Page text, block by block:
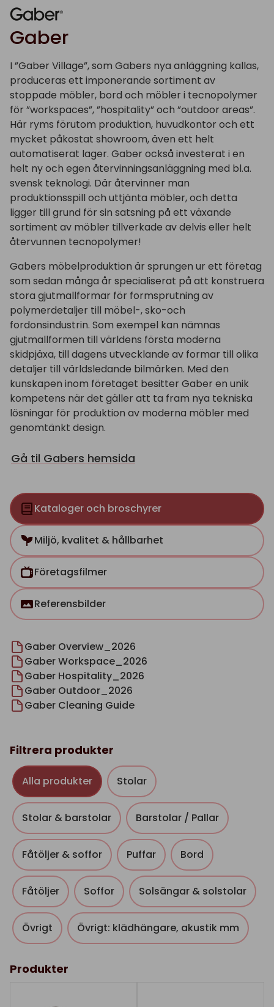
Gaber
I ”Gaber Village”, som Gabers nya anläggning kallas,
produceras ett imponerande sortiment av
stoppade möbler, bord och möbler i tecnopolymer
för ”workspaces”, ”hospitality” och ”outdoor areas”.
Här ryms förutom produktion, huvudkontor och ett
mycket påkostat showroom, även ett helt
automatiserat lager. Gaber också investerat i en
helt ny och egen återvinningsanläggning med bl.a.
svensk teknologi. Där återvinner man
produktionsspill och uttjänta möbler, och detta
ligger till grund för sin satsning på ett växande
sortiment av möbler tillverkade av delvis eller helt
återvunnen tecnopolymer!
Gabers möbelproduktion är sprungen ur ett företag
som sedan många år specialiserat på att konstruera
stora gjutmallformar för formsprutning av
polymerdetaljer till möbel-, sko-och
fordonsindustrin. Som exempel kan nämnas
gjutmallformen till världens första moderna
skidpjäxa, till dagens utvecklande av formar till olika
detaljer till världsledande bilmärken. Med den
kunskapen inom företaget besitter Gaber en unik
kompetens när det gäller att ta fram nya tekniska
lösningar för produktion av moderna möbler med
genomtänkt design.
Gå til Gabers hemsida
Kataloger och broschyrer
Miljö, kvalitet & hållbarhet
Företagsfilmer
Referensbilder
Gaber Overview_2026
Gaber Workspace_2026
Gaber Hospitality_2026
Gaber Outdoor_2026
Gaber Cleaning Guide
Filtrera produkter
Alla produkter Stolar
Stolar & barstolar Barstolar / Pallar
Fåtöljer & soffor Puffar Bord
Fåtöljer Soffor Solsängar & solstolar
Övrigt Övrigt: klädhängare, akustik mm
Produkter